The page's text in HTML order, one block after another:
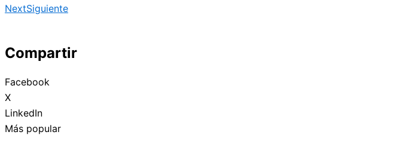
NextSiguiente
Compartir
Facebook
X
LinkedIn
Más popular